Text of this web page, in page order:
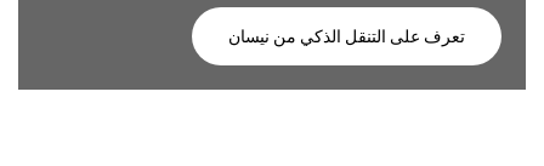
تعرف على التنقل الذكي من نيسان